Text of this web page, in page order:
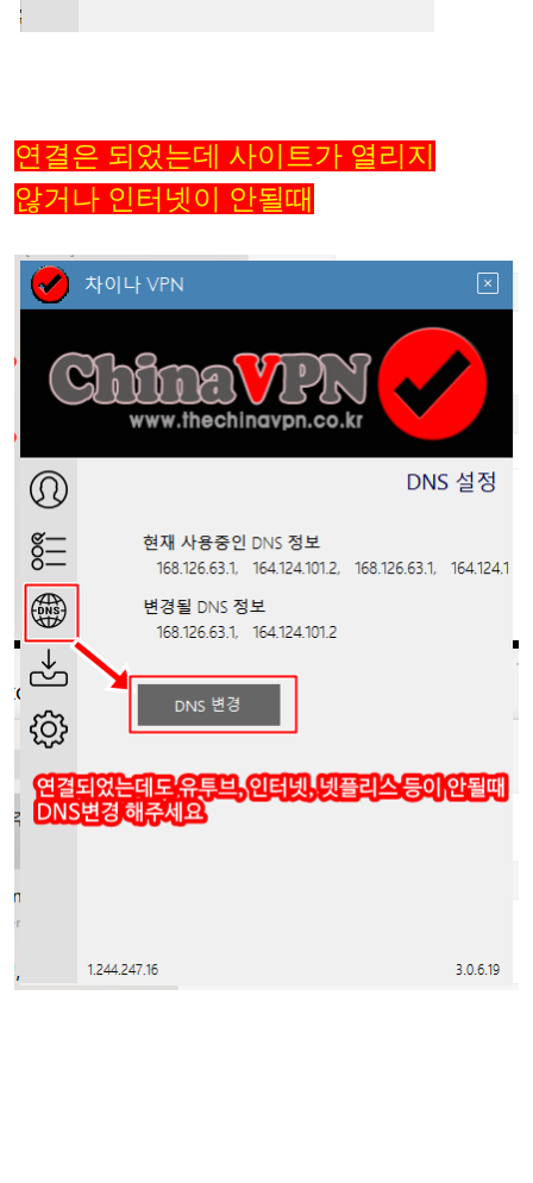
연결은 되었는데 사이트가 열리지
않거나 인터넷이 안될때